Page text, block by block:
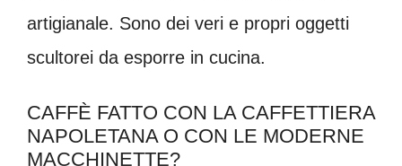
artigianale. Sono dei veri e propri oggetti
scultorei da esporre in cucina.
CAFFÈ FATTO CON LA CAFFETTIERA
NAPOLETANA O CON LE MODERNE
MACCHINETTE?